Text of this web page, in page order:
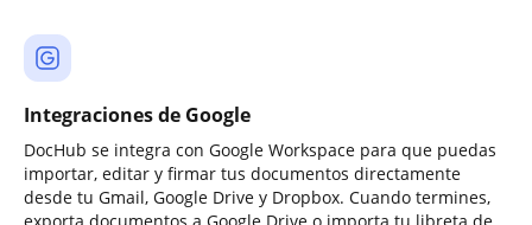
Integraciones de Google
DocHub se integra con Google Workspace para que puedas
importar, editar y firmar tus documentos directamente
desde tu Gmail, Google Drive y Dropbox. Cuando termines,